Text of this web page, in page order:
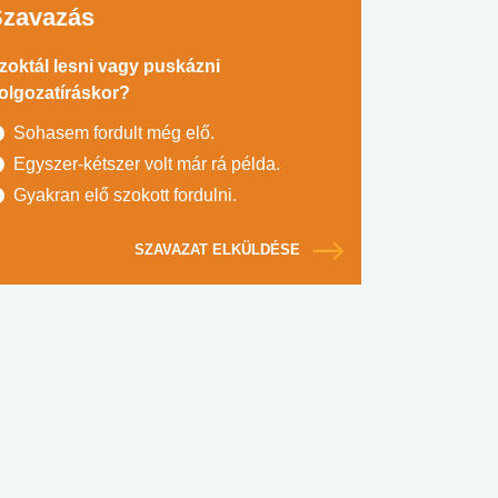
lesni vagy puskázni
Sohasem fordult még elő.
Egyszer-kétszer volt már rá példa.
Gyakran elő szokott fordulni.
SZAVAZAT ELKÜLDÉSE